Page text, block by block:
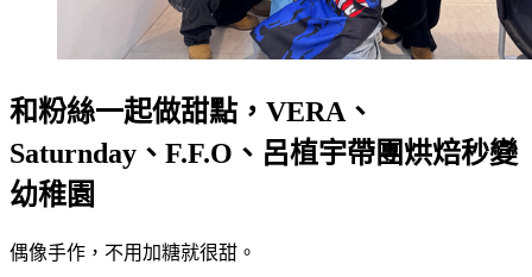
和粉絲一起做甜點，VERA、
Saturnday、F.F.O、呂植宇帶團烘焙秒變
幼稚園
偶像手作，不用加糖就很甜。